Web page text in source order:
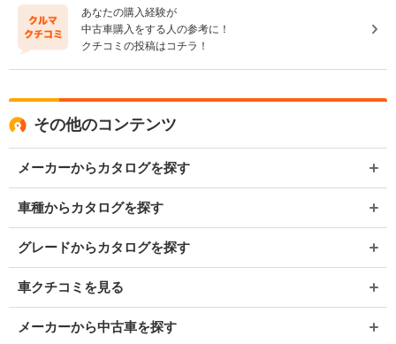
あなたの購入経験が
中古車購入をする人の参考に！
クチコミの投稿はコチラ！
その他のコンテンツ
メーカーからカタログを探す
車種からカタログを探す
グレードからカタログを探す
車クチコミを見る
メーカーから中古車を探す